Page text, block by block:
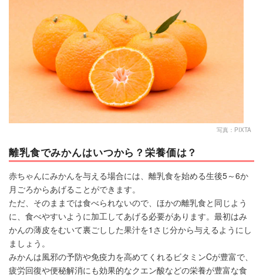
写真：PIXTA
離乳食でみかんはいつから？栄養価は？
赤ちゃんにみかんを与える場合には、離乳食を始める生後5～6か
月ごろからあげることができます。
ただ、そのままでは食べられないので、ほかの離乳食と同じよう
に、食べやすいように加工してあげる必要があります。最初はみ
かんの薄皮をむいて裏ごしした果汁を1さじ分から与えるようにし
ましょう。
みかんは風邪の予防や免疫力を高めてくれるビタミンCが豊富で、
疲労回復や便秘解消にも効果的なクエン酸などの栄養が豊富な食